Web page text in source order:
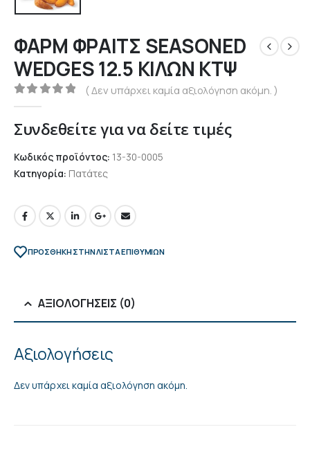
ΦΑΡΜ ΦΡΑΙΤΣ SEASONED
WEDGES 12.5 ΚΙΛΩΝ ΚΤΨ
0out of 5
( Δεν υπάρχει καμία αξιολόγηση ακόμη. )
Συνδεθείτε για να δείτε τιμές
Κωδικός προϊόντος: 13-30-0005
Κατηγορία: Πατάτες
ΠΡΌΣΘΉΚΗ ΣΤΗΝ ΛΊΣΤΑ ΕΠΙΘΥΜΙΏΝ
ΑΞΙΟΛΟΓΉΣΕΙΣ (0)
Αξιολογήσεις
Δεν υπάρχει καμία αξιολόγηση ακόμη.